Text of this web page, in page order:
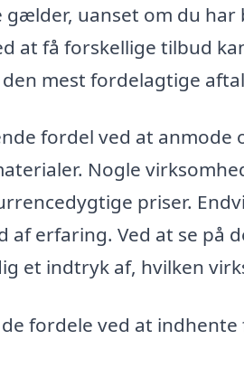
gælder, uanset om du
at få forskellige tilbud
mest fordelagtige
fordel ved at anmode
Nogle
priser.
af erfaring. Ved at se på
et indtryk af, hvilken
fordele ved at